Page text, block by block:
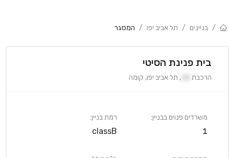
/ בניינים / תל אביב יפו / המסגר
בית פנינת הסיטי
הרכבת , תל אביב יפו, קומה
משרדים פנוים בבניין:
1
רמת בניין:
classB